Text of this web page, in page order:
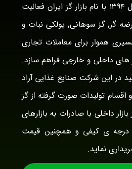
بازرگانی گز آراد در سال ۱۳۹۴ با نام بازار گز ایران فعالیت
خود رو در زمینه ی عرضه گز٬ گز سوهانی٬ پولکی نبات و
هموار برای معاملات تجاری
های داخلی و خارجی فراهم سازد.
در این شرکت صنایع غذایی آراد
اقسام تولیدات صورت گرفته از گز
داخلی با صادرات به بازارهای
درجه ی کیفی و همچنین قیمت
نماید.